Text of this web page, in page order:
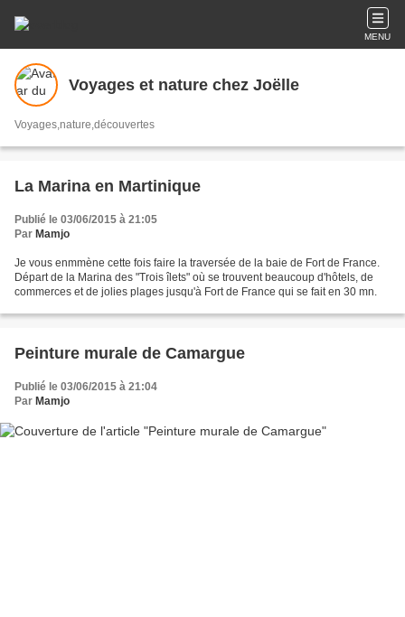
MENU
Voyages et nature chez Joëlle
Voyages,nature,découvertes
La Marina en Martinique
Publié le 03/06/2015 à 21:05
Par Mamjo
Je vous enmmène cette fois faire la traversée de la baie de Fort de France.
Départ de la Marina des "Trois îlets" où se trouvent beaucoup d'hôtels, de
commerces et de jolies plages jusqu'à Fort de France qui se fait en 30 mn.
Peinture murale de Camargue
Publié le 03/06/2015 à 21:04
Par Mamjo